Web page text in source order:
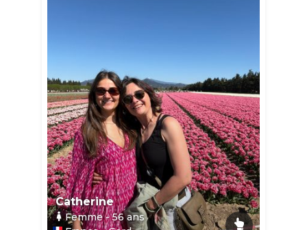
Catherine
Femme- 56ans